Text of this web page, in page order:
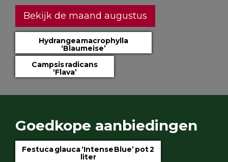
Bekijk de maand augustus
Hydrangea macrophylla
‘Blaumeise’
Campsis radicans
‘Flava’
Goedkope aanbiedingen
Festuca glauca ‘Intense Blue’ pot 2
liter